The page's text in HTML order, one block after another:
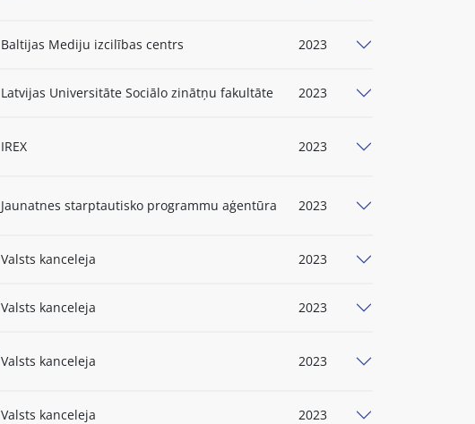
Baltijas Mediju izcilības centrs 2023
Latvijas Universitāte Sociālo zinātņu fakultāte 2023
IREX 2023
Jaunatnes starptautisko programmu aģentūra 2023
Valsts kanceleja 2023
Valsts kanceleja 2023
Valsts kanceleja 2023
Valsts kanceleja 2023